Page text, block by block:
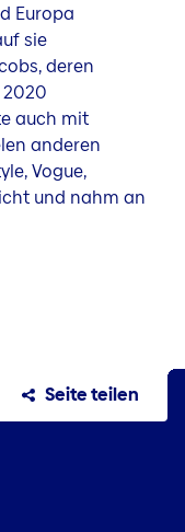
Europa
sie
deren
auch mit
anderen
Vogue,
und nahm an
Seite teilen